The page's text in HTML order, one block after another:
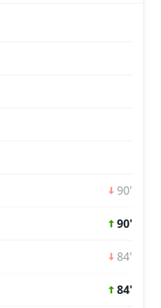
90'
90'
84'
84'